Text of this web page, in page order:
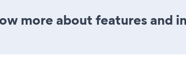
more about features and